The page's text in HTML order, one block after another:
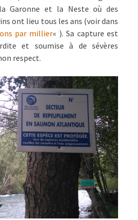
la Garonne et la Neste où des
ont lieu tous les ans (voir dans
par millier« ). Sa capture est
et soumise à de sévères
respect.